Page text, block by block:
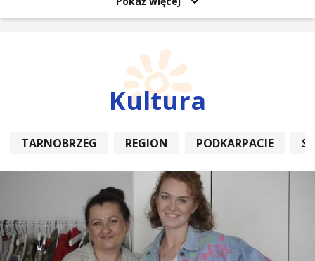
Kultura
TARNOBRZEG REGION PODKARPACIE